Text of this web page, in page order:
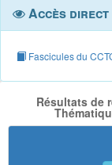
Accès direct
Fascicules du
Résultats de